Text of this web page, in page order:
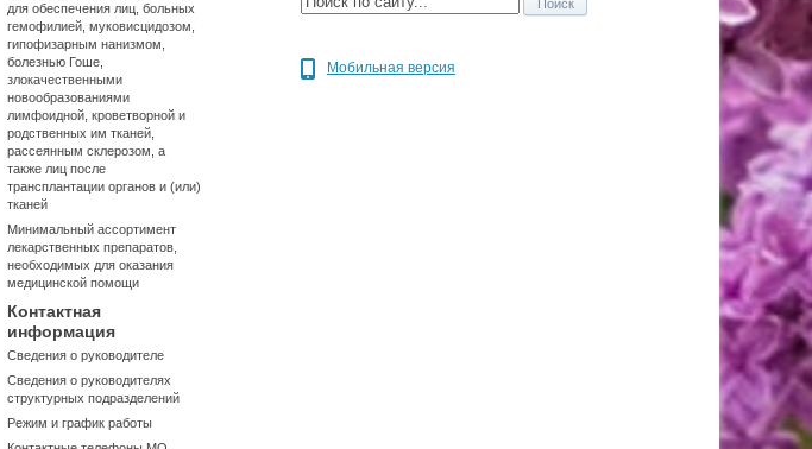
Мобильная версия
для обеспечения лиц, больных
гемофилией, муковисцидозом,
гипофизарным нанизмом,
болезнью Гоше,
злокачественными
новообразованиями
лимфоидной, кроветворной и
родственных им тканей,
рассеянным склерозом, а
также лиц после
трансплантации органов и (или)
тканей
Минимальный ассортимент
лекарственных препаратов,
необходимых для оказания
медицинской помощи
Контактная
информация
Сведения о руководителе
Сведения о руководителях
структурных подразделений
Режим и график работы